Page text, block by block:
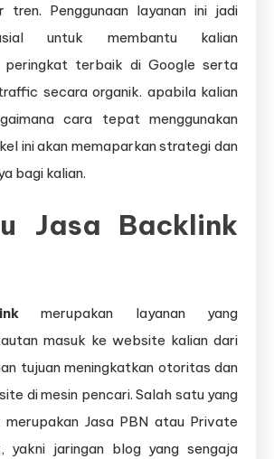
tren. Penggunaan layanan ini jadi
untuk membantu kalian
peringkat terbaik di Google serta
secara organik. apabila kalian
cara tepat menggunakan
ini akan memaparkan strategi dan
bagi kalian.
Jasa Backlink
merupakan layanan yang
masuk ke website kalian dari
tujuan meningkatkan otoritas dan
di mesin pencari. Salah satu yang
merupakan Jasa PBN atau Private
yakni jaringan blog yang sengaja